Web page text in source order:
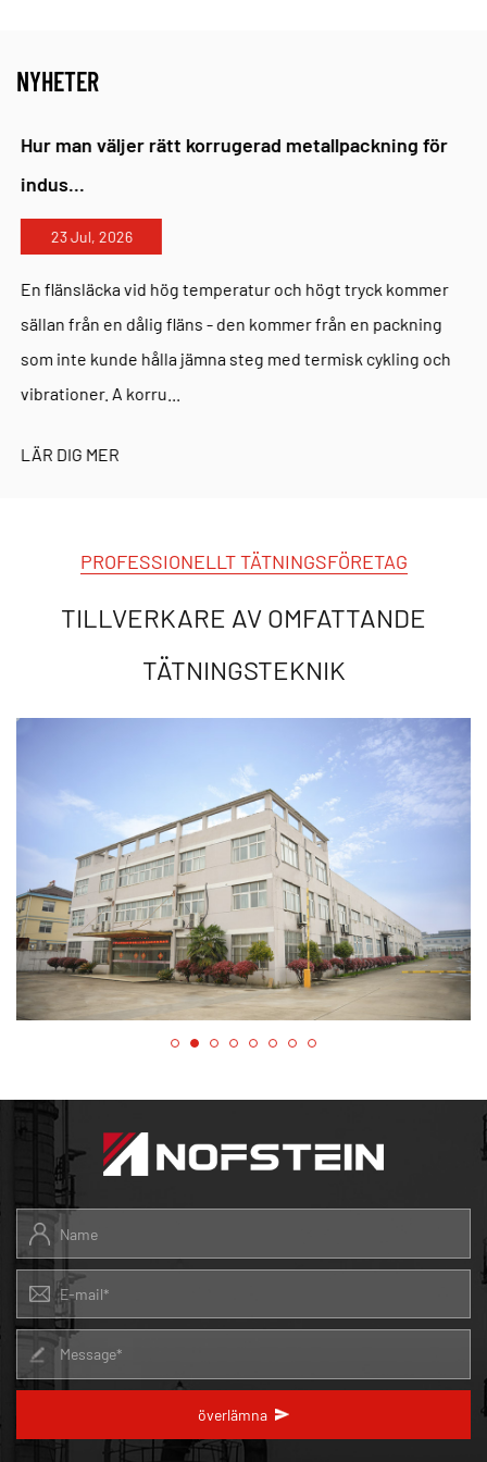
complete set with industries such as shipping and
korrugerade packningar i rostfritt ståluppfylla de
tekniska kraven för stora internationella projekt.
Kan dessa packningar ersätta spirallindade
Ja, i många
högtrycksflänstätning i scenarier
föredras tandade (Kammprofile) packningar på grund
av deras överlägsna hantering och minskade risk för
att tillhandahålla ett brett utbud av
tätningsteknikindustripark togs i produktion 2013
har vår professionella utrikeshandelsgrupp
Östeuropa, Sydostasien och Afrika. Vi har det fasta
förtroendet att genomföra olika stora projekt som
involverar övergången till avancerad metallisk
tätningsdesign.
NYHETER
Hur man väljer rätt korrugerad metallpackning för
indus...
23 Jul, 2026
En flänsläcka vid hög temperatur och högt tryck kommer
sällan från en dålig fläns - den kommer från en packning
som inte kunde hålla jämna steg med termisk cykling och
vibrationer. A korru...
LÄR DIG MER
PROFESSIONELLT TÄTNINGSFÖRETAG
TILLVERKARE AV OMFATTANDE
TÄTNINGSTEKNIK
överlämna